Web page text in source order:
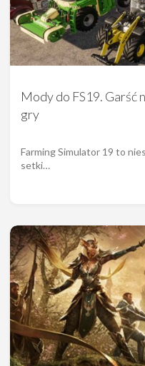
Mody do FS19. Garść
gry
Farming Simulator 19 to
setki…